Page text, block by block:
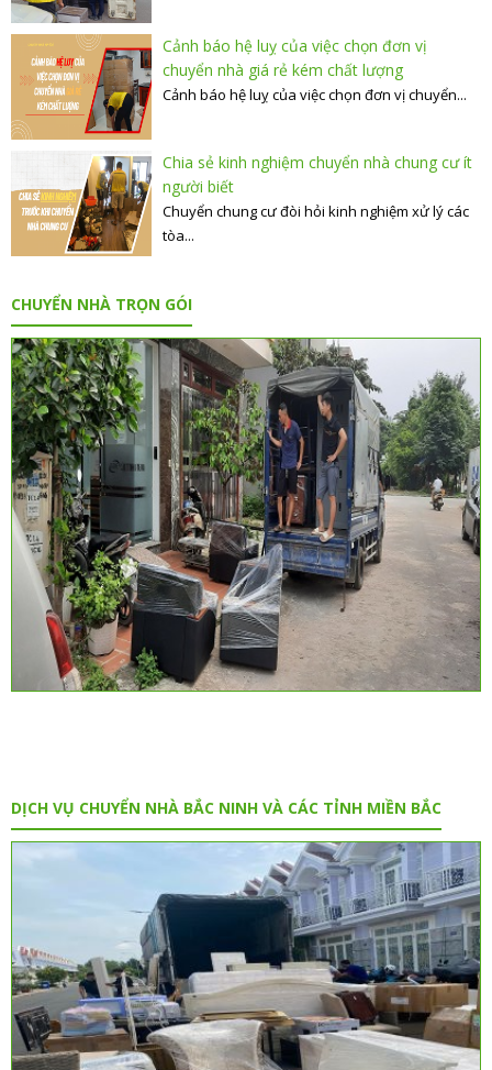
Cảnh báo hệ luỵ của việc chọn đơn vị
chuyển nhà giá rẻ kém chất lượng
Cảnh báo hệ luỵ của việc chọn đơn vị chuyển...
Chia sẻ kinh nghiệm chuyển nhà chung cư ít
người biết
Chuyển chung cư đòi hỏi kinh nghiệm xử lý các
tòa...
CHUYỂN NHÀ TRỌN GÓI
DỊCH VỤ CHUYỂN NHÀ BẮC NINH VÀ CÁC TỈNH MIỀN BẮC